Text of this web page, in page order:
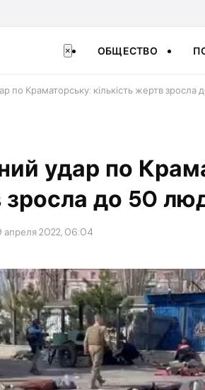
× ОБЩЕСТВО
по Краматорську: кількість жертв зросла
удар по
до 50
апреля 2022, 06:04